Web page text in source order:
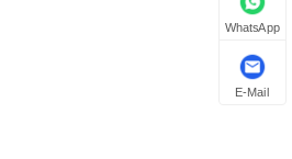
WhatsApp
E-Mail